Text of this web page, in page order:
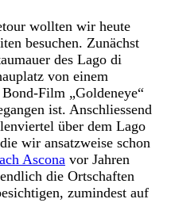
wollten wir heute
besuchen. Zunächst
des Lago di
von einem
Film „Goldeneye“
ist. Anschliessend
über dem Lago
wir ansatzweise schon
Ascona vor Jahren
die Ortschaften
zumindest auf